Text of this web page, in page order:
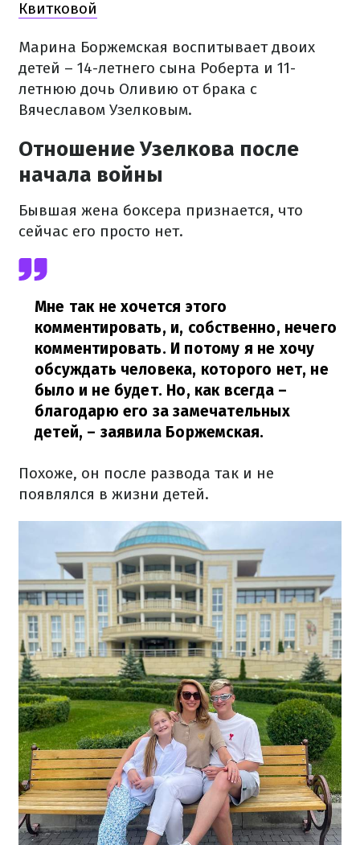
Квитковой
Марина Боржемская воспитывает двоих
детей – 14-летнего сына Роберта и 11-
летнюю дочь Оливию от брака с
Вячеславом Узелковым.
Отношение Узелкова после
начала войны
Бывшая жена боксера признается, что
сейчас его просто нет.
Мне так не хочется этого
комментировать, и, собственно, нечего
комментировать. И потому я не хочу
обсуждать человека, которого нет, не
было и не будет. Но, как всегда –
благодарю его за замечательных
детей, – заявила Боржемская.
Похоже, он после развода так и не
появлялся в жизни детей.